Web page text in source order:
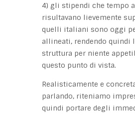
4) gli stipendi che tempo
risultavano lievemente
quelli italiani sono oggi
allineati, rendendo quindi
struttura per niente
questo punto di vista.
Realisticamente e
parlando, riteniamo
quindi portare degli